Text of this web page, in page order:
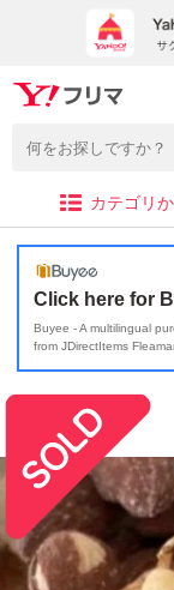
カテゴリ
Click here for
Buyee - A multilingual
from JDirectItems